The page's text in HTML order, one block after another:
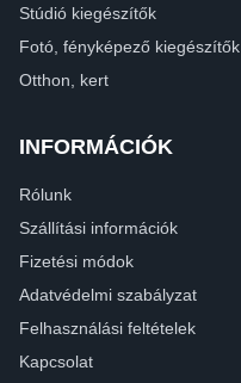
Stúdió kiegészítők
Fotó, fényképező kiegészítők
Otthon, kert
INFORMÁCIÓK
Rólunk
Szállítási információk
Fizetési módok
Adatvédelmi szabályzat
Felhasználási feltételek
Kapcsolat